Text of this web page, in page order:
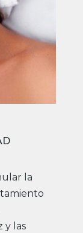
la
y las